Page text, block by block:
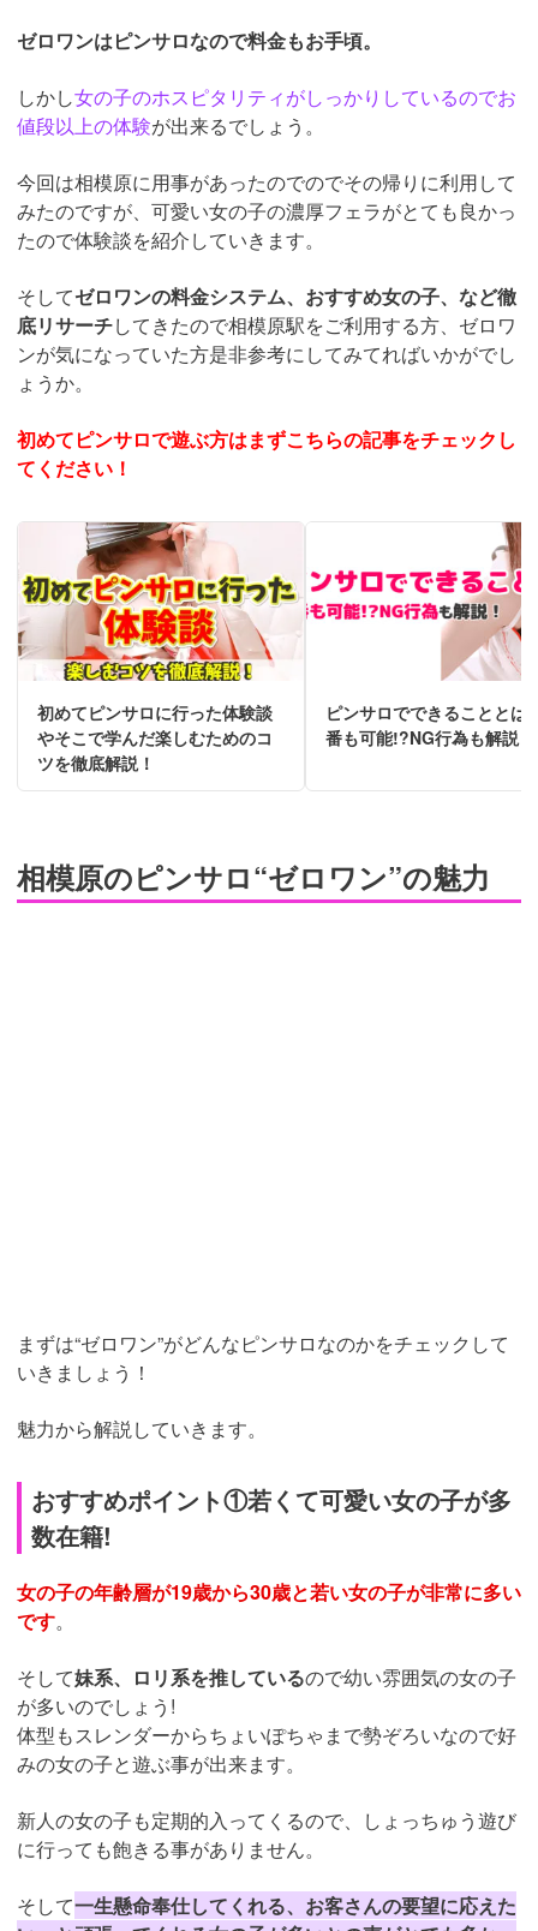
ゼロワンはピンサロなので料金もお手頃。
しかし女の子のホスピタリティがしっかりしているのでお
値段以上の体験が出来るでしょう。
今回は相模原に用事があったのでのでその帰りに利用して
みたのですが、可愛い女の子の濃厚フェラがとても良かっ
たので体験談を紹介していきます。
そしてゼロワンの料金システム、おすすめ女の子、など徹
底リサーチしてきたので相模原駅をご利用する方、ゼロワ
ンが気になっていた方是非参考にしてみてればいかがでし
ょうか。
初めてピンサロで遊ぶ方はまずこちらの記事をチェックし
てください！
初めてピンサロに行った体験談
やそこで学んだ楽しむためのコ
ツを徹底解説！
ピンサロでできることとは
番も可能!?NG行為も解説！
相模原のピンサロ“ゼロワン”の魅力
まずは“ゼロワン”がどんなピンサロなのかをチェックして
いきましょう！
魅力から解説していきます。
おすすめポイント①若くて可愛い女の子が多
数在籍!
女の子の年齢層が19歳から30歳と若い女の子が非常に多い
です。
そして妹系、ロリ系を推しているので幼い雰囲気の女の子
が多いのでしょう!
体型もスレンダーからちょいぽちゃまで勢ぞろいなので好
みの女の子と遊ぶ事が出来ます。
新人の女の子も定期的入ってくるので、しょっちゅう遊び
に行っても飽きる事がありません。
そして一生懸命奉仕してくれる、お客さんの要望に応えた